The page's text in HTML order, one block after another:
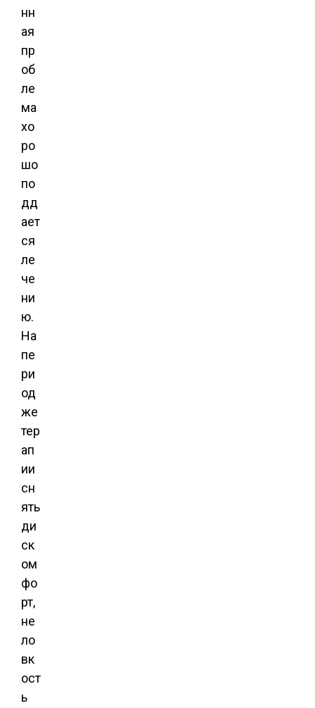
нн
ая
пр
об
ле
ма
хо
ро
шо
по
дд
ает
ся
ле
че
ни
ю.
На
пе
ри
од
же
тер
ап
ии
сн
ять
ди
ск
ом
фо
рт,
не
ло
вк
ост
ь